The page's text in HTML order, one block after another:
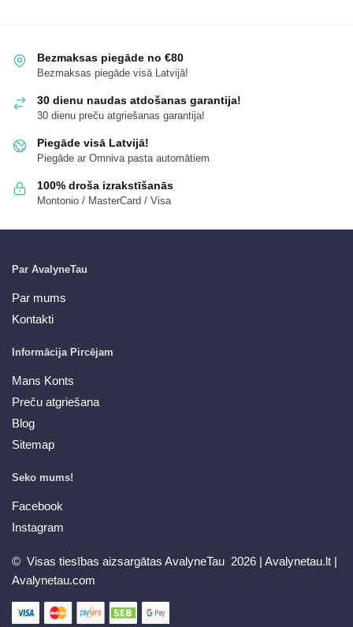
Bezmaksas piegāde no €80
Bezmaksas piegāde visā Latvijā!
30 dienu naudas atdošanas garantija!
30 dienu preču atgriešanas garantija!
Piegāde visā Latvijā!
Piegāde ar Omniva pasta automātiem
100% droša izrakstīšanās
Montonio / MasterCard / Visa
Par AvalyneTau
Par mums
Kontakti
Informācija Pircējam
Mans Konts
Preču atgriešana
Blog
Sitemap
Seko mums!
Facebook
Instagram
© Visas tiesības aizsargātas AvalyneTau 2026 | Avalynetau.lt |
Avalynetau.com